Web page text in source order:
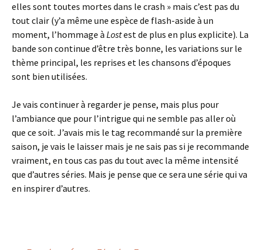
elles sont toutes mortes dans le crash » mais c’est pas du
tout clair (y’a même une espèce de flash-aside à un
moment, l’hommage à Lostest de plus en plus explicite). La
bande son continue d’être très bonne, les variations sur le
thème principal, les reprises et les chansons d’époques
sont bien utilisées.
Je vais continuer à regarder je pense, mais plus pour
l’ambiance que pour l’intrigue qui ne semble pas aller où
que ce soit. J’avais mis le tag recommandé sur la première
saison, je vais le laisser mais je ne sais pas si je recommande
vraiment, en tous cas pas du tout avec la même intensité
que d’autres séries. Mais je pense que ce sera une série qui va
en inspirer d’autres.